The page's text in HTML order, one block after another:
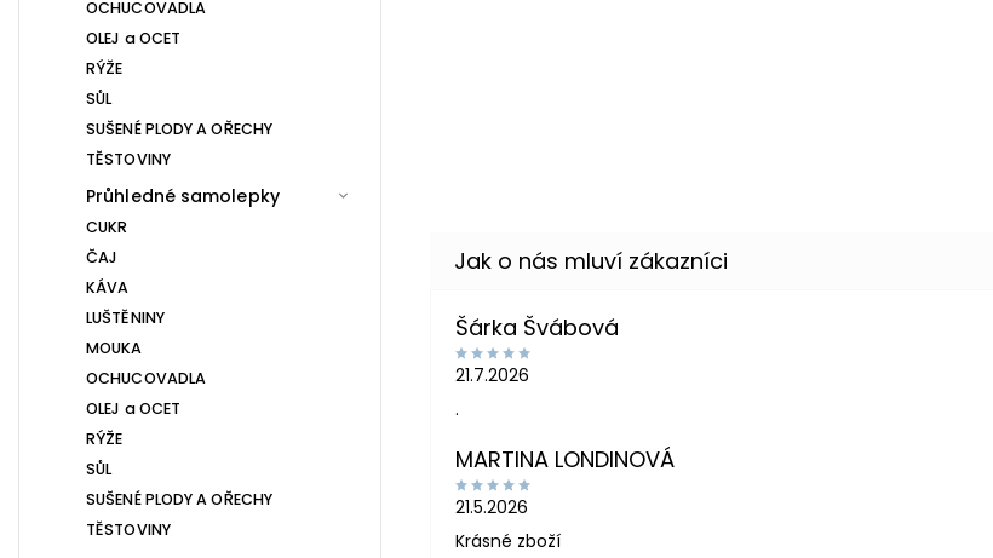
OCHUCOVADLA
OLEJ a OCET
RÝŽE
SŮL
SUŠENÉ PLODY A OŘECHY
TĚSTOVINY
Průhledné samolepky
CUKR
ČAJ
KÁVA
LUŠTĚNINY
MOUKA
OCHUCOVADLA
OLEJ a OCET
RÝŽE
SŮL
SUŠENÉ PLODY A OŘECHY
TĚSTOVINY
Šárka Švábová
21.7.2026
.
MARTINA LONDINOVÁ
21.5.2026
Krásné zboží